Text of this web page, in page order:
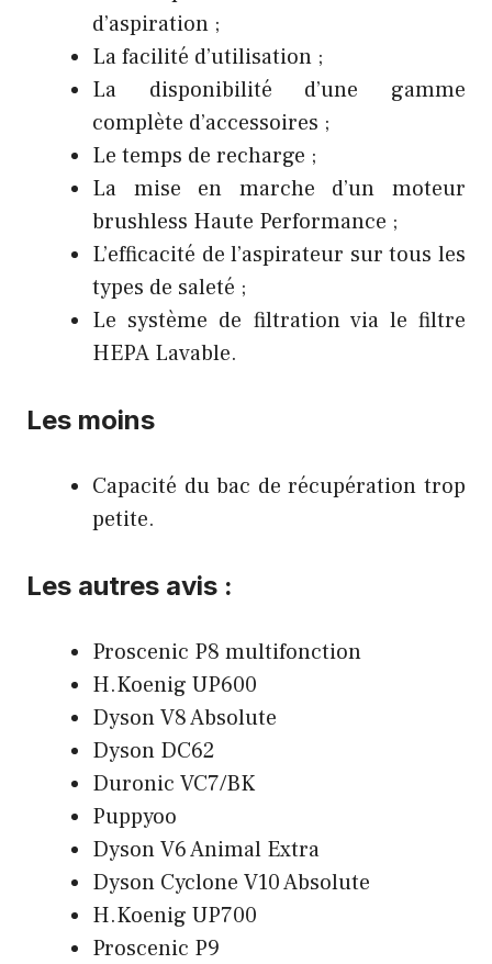
d’aspiration ;
La facilité d’utilisation ;
La disponibilité d’une gamme
complète d’accessoires ;
Le temps de recharge ;
La mise en marche d’un moteur
brushless Haute Performance ;
L’efficacité de l’aspirateur sur tous les
types de saleté ;
Le système de filtration via le filtre
HEPA Lavable.
Les moins
Capacité du bac de récupération trop
petite.
Les autres avis :
Proscenic P8 multifonction
H.Koenig UP600
Dyson V8 Absolute
Dyson DC62
Duronic VC7/BK
Puppyoo
Dyson V6 Animal Extra
Dyson Cyclone V10 Absolute
H.Koenig UP700
Proscenic P9